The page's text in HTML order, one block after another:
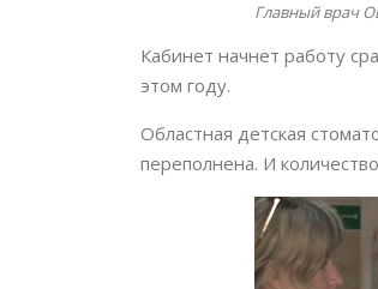
Главный врач
Кабинет начнет работу
этом году.
Областная детская
переполнена. И